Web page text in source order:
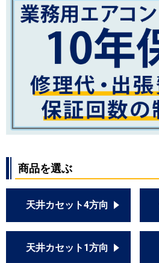
商品を選ぶ
天井カセット4方向
天井カセット1方向